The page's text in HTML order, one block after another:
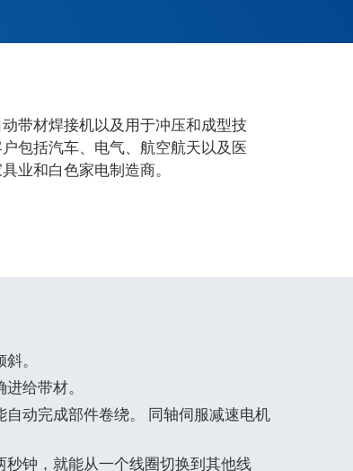
业和白色家电制造商。
。
给带材。
动完成部件卷绕。 同轴伺服减速电机
秒钟，就能从一个线圈切换到其他线